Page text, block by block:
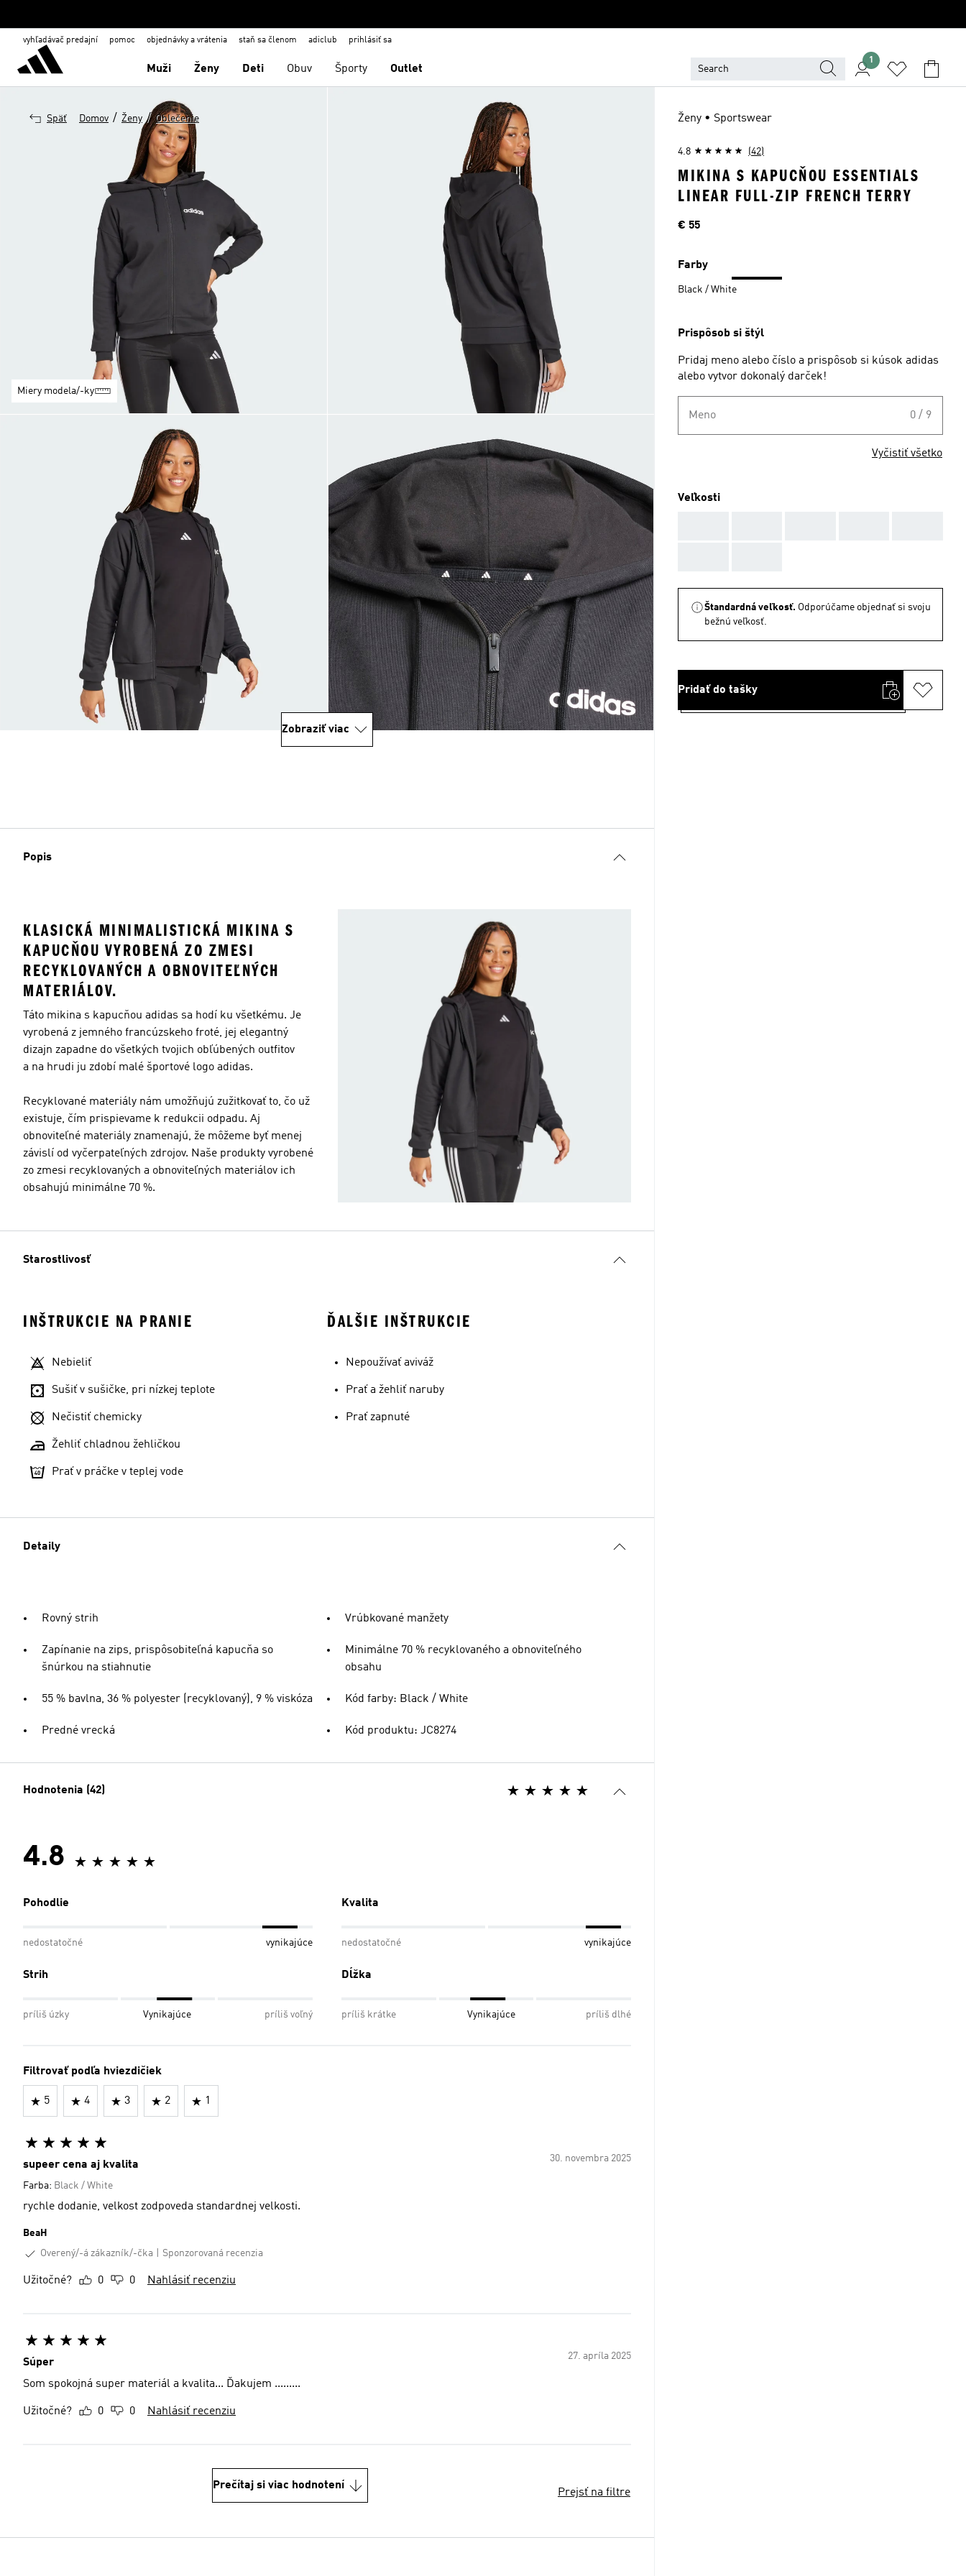
vyhľadávač predajní pomoc objednávky a vrátenia staň sa členom adiclub prihlásiť sa
Muži Ženy Deti Obuv Športy Outlet
1
Späť Domov / Ženy / Oblečenie
Miery modela/-ky
Zobraziť viac
Popis
KLASICKÁ MINIMALISTICKÁ MIKINA S
KAPUCŇOU VYROBENÁ ZO ZMESI
RECYKLOVANÝCH A OBNOVITEĽNÝCH
MATERIÁLOV.
Táto mikina s kapucňou adidas sa hodí ku všetkému. Je
vyrobená z jemného francúzskeho froté, jej elegantný
dizajn zapadne do všetkých tvojich obľúbených outfitov
a na hrudi ju zdobí malé športové logo adidas.
Recyklované materiály nám umožňujú zužitkovať to, čo už
existuje, čím prispievame k redukcii odpadu. Aj
obnoviteľné materiály znamenajú, že môžeme byť menej
závislí od vyčerpateľných zdrojov. Naše produkty vyrobené
zo zmesi recyklovaných a obnoviteľných materiálov ich
obsahujú minimálne 70 %.
Starostlivosť
INŠTRUKCIE NA PRANIE
Nebieliť
Sušiť v sušičke, pri nízkej teplote
Nečistiť chemicky
Žehliť chladnou žehličkou
Prať v práčke v teplej vode
ĎALŠIE INŠTRUKCIE
Nepoužívať aviváž
Prať a žehliť naruby
Prať zapnuté
Detaily
Rovný strih
Zapínanie na zips, prispôsobiteľná kapucňa so
šnúrkou na stiahnutie
55 % bavlna, 36 % polyester (recyklovaný), 9 % viskóza
Predné vrecká
Vrúbkované manžety
Minimálne 70 % recyklovaného a obnoviteľného
obsahu
Kód farby: Black / White
Kód produktu: JC8274
Hodnotenia (42)
4.8
Pohodlie
nedostatočné vynikajúce
Kvalita
nedostatočné vynikajúce
Strih
príliš úzky Vynikajúce príliš voľný
Dĺžka
príliš krátke Vynikajúce príliš dlhé
Filtrovať podľa hviezdičiek
5 4 3 2 1
30. novembra 2025
supeer cena aj kvalita
Farba: Black / White
rychle dodanie, velkost zodpoveda standardnej velkosti.
BeaH
Overený/-á zákazník/-čka
Sponzorovaná recenzia
Užitočné? 0 0 Nahlásiť recenziu
27. apríla 2025
Súper
Som spokojná super materiál a kvalita... Ďakujem .........
Užitočné? 0 0 Nahlásiť recenziu
Prečítaj si viac hodnotení
Prejsť na filtre
Ženy • Sportswear
4.8 (42)
MIKINA S KAPUCŇOU ESSENTIALS
LINEAR FULL-ZIP FRENCH TERRY
Cena
€ 55
Farby
Black / White
Prispôsob si štýl
Pridaj meno alebo číslo a prispôsob si kúsok adidas
alebo vytvor dokonalý darček!
Meno 0 / 9
Vyčistiť všetko
Veľkosti
Štandardná veľkosť. Odporúčame objednať si svoju
bežnú veľkosť.
Pridať do tašky